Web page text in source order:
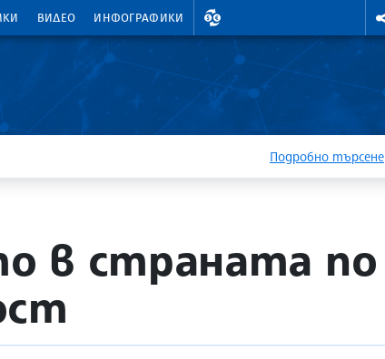
ВИДЕО ИНФОГРАФИКИ
ВАЛУТНИ КУРСОВЕ
Подробно търсене
в страната по